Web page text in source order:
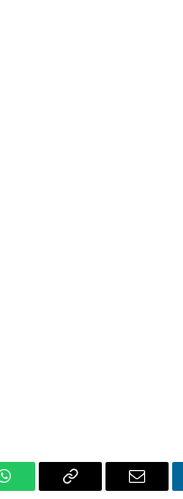
WhatsAppCopy
Email